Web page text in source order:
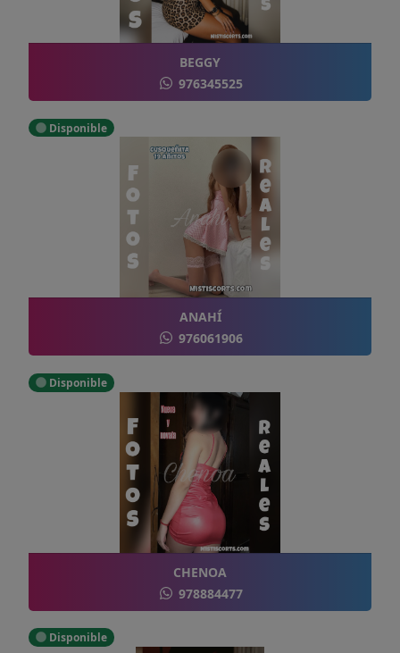
BEGGY
976345525
Disponible
ANAHÍ
976061906
Disponible
CHENOA
978884477
Disponible